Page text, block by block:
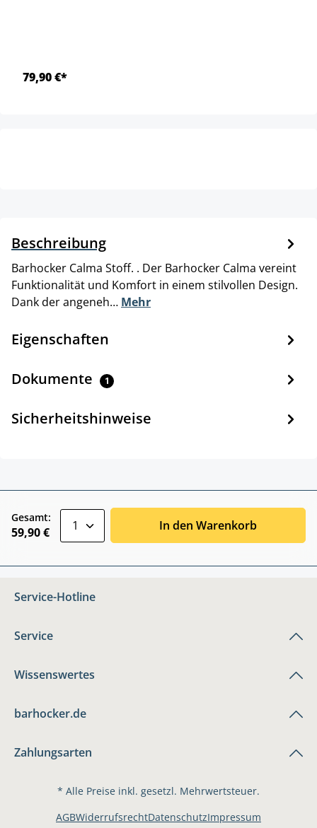
79,90 €*
Beschreibung
Barhocker Calma Stoff. . Der Barhocker Calma vereint
Funktionalität und Komfort in einem stilvollen Design.
Dank der angeneh… Mehr
Eigenschaften
Dokumente 1
Sicherheitshinweise
Gesamt:
59,90 € In den Warenkorb
Service-Hotline
Service
Wissenswertes
barhocker.de
Zahlungsarten
* Alle Preise inkl. gesetzl. Mehrwertsteuer.
AGBWiderrufsrechtDatenschutzImpressum